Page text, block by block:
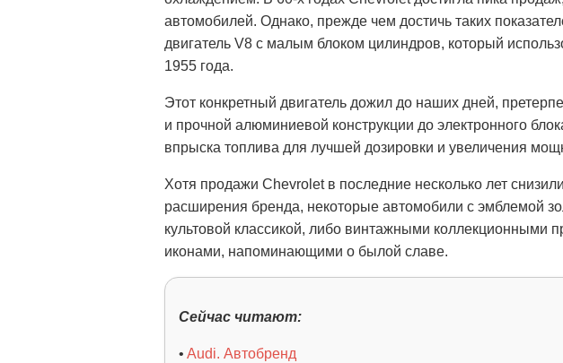
автомобилей. Однако, прежде чем достичь таких
двигатель V8 с малым блоком цилиндров, который
1955 года.
Этот конкретный двигатель дожил до наших дней,
и прочной алюминиевой конструкции до электронного
впрыска топлива для лучшей дозировки и увеличения
Хотя продажи Chevrolet в последние несколько лет
расширения бренда, некоторые автомобили с эмблемой
культовой классикой, либо винтажными коллекционными
иконами, напоминающими о былой славе.
Сейчас читают:
• Audi. Автобренд